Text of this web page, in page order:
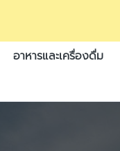
อาหารและเครื่องดื่ม